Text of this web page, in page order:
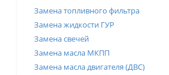
Замена топливного фильтра
Замена жидкости ГУР
Замена свечей
Замена масла МКПП
Замена масла двигателя (ДВС)